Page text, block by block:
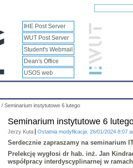
IHE Post Server
WUT Post Server
Student's Webmail
Dean's Office
USOS web
/ Seminarium instytutowe 6 lutego
Seminarium instytutowe 6
Jerzy Kuta Ostatnia modyfikacja: 26/01/2024 8:07
Serdecznie zapraszamy na seminarium
Prelekcję wygłosi dr hab. inż. Jan
współpracy interdyscyplinarnej w